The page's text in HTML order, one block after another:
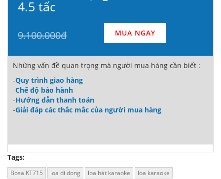
4.5 tấc
9.100.000đ MUA NGAY
Những vấn đề quan trọng mà người mua hàng cần biết :
-Quy trình giao hàng
-Chế độ bảo hành
-Hướng dẫn thanh toán
-Giải đáp các thắc mắc của người mua hàng
Tags:
Bosa KT715 loa di dong loa hát karaoke
loa karaoke